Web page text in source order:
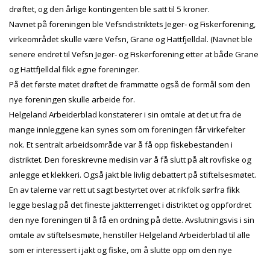
drøftet, og den årlige kontingenten ble satt til 5 kroner.
Navnet på foreningen ble Vefsndistriktets Jeger- og Fiskerforening,
virkeområdet skulle være Vefsn, Grane og Hattfjelldal. (Navnet ble
senere endret til Vefsn Jeger- og Fiskerforening etter at både Grane
og Hattfjelldal fikk egne foreninger.
På det første møtet drøftet de frammøtte også de formål som den
nye foreningen skulle arbeide for.
Helgeland Arbeiderblad konstaterer i sin omtale at det ut fra de
mange innleggene kan synes som om foreningen får virkefelter
nok. Et sentralt arbeidsområde var å få opp fiskebestanden i
distriktet. Den foreskrevne medisin var å få slutt på alt rovfiske og
anlegge et klekkeri. Også jakt ble livlig debattert på stiftelsesmøtet.
En av talerne var rett ut sagt bestyrtet over at rikfolk sørfra fikk
legge beslag på det fineste jaktterrenget i distriktet og oppfordret
den nye foreningen til å få en ordning på dette. Avslutningsvis i sin
omtale av stiftelsesmøte, henstiller Helgeland Arbeiderblad til alle
som er interessert i jakt og fiske, om å slutte opp om den nye